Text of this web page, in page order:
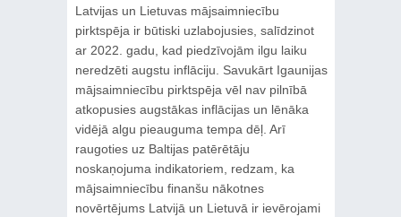
Latvijas un Lietuvas mājsaimniecību
pirktspēja ir būtiski uzlabojusies, salīdzinot
ar 2022. gadu, kad piedzīvojām ilgu laiku
neredzēti augstu inflāciju. Savukārt Igaunijas
mājsaimniecību pirktspēja vēl nav pilnībā
atkopusies augstākas inflācijas un lēnāka
vidējā algu pieauguma tempa dēļ. Arī
raugoties uz Baltijas patērētāju
noskaņojuma indikatoriem, redzam, ka
mājsaimniecību finanšu nākotnes
novērtējums Latvijā un Lietuvā ir ievērojami